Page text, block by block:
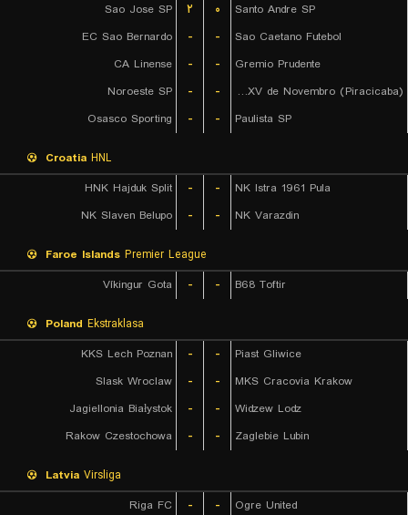
Sao Jose SP
۲ ۰
Santo Andre SP
EC Sao Bernardo
- -
Sao Caetano Futebol
CA Linense
- -
Gremio Prudente
Noroeste SP
- -
EC XV de Novembro (Piracicaba)
Osasco Sporting
- - Paulista SP
Croatia HNL
HNK Hajduk Split
- -
NK Istra 1961 Pula
NK Slaven Belupo
- - NK Varazdin
Faroe Islands Premier League
Víkingur Gota
- - B68 Toftir
Poland Ekstraklasa
KKS Lech Poznan
- -
Piast Gliwice
Slask Wroclaw
- -
MKS Cracovia Krakow
Jagiellonia Białystok
- -
Widzew Lodz
Rakow Czestochowa
- - Zaglebie Lubin
Latvia Virsliga
Riga FC
- -
Ogre United